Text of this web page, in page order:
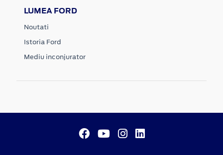
LUMEA FORD
Noutati
Istoria Ford
Mediu inconjurator